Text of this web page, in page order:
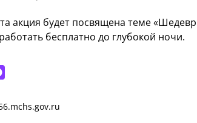
акция будет посвящена теме
бесплатно до глубокой ночи.